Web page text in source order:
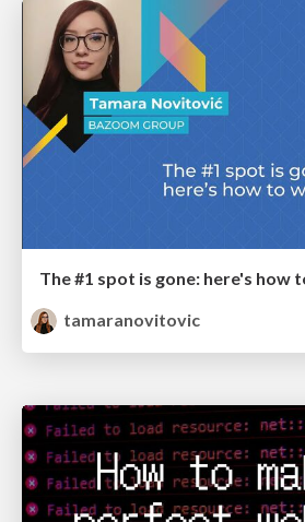
The #1 spot is gone: here's how
tamaranovitovic